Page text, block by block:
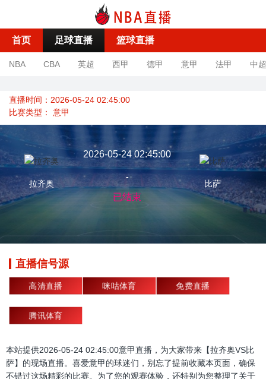
首页 足球直播 篮球直播
NBA CBA 英超 西甲 德甲 意甲 法甲 中超
直播时间：2026-05-24 02:45:00
比赛类型： 意甲
拉齐奥
2026-05-24 02:45:00
-
已结束
比萨
直播信号源
高清直播 咪咕体育 免费直播
腾讯体育
本站提供2026-05-24 02:45:00意甲直播，为大家带来【拉齐奥VS比
萨】的现场直播。喜爱意甲的球迷们，别忘了提前收藏本页面，确保
不错过这场精彩的比赛。为了您的观赛体验，还特别为您整理了关于